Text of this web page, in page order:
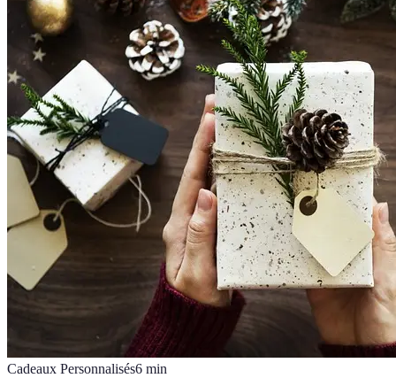
Cadeaux Personnalisés6 min